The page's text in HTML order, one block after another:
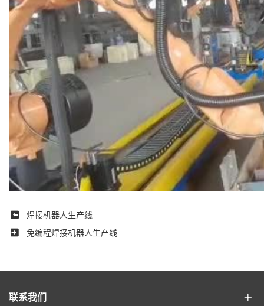
焊接机器人生产线
免编程焊接机器人生产线
联系我们